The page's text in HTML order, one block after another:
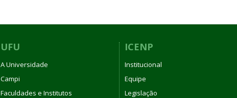
UFU
A Universidade
Campi
Faculdades e Institutos
ICENP
Institucional
Equipe
Legislação